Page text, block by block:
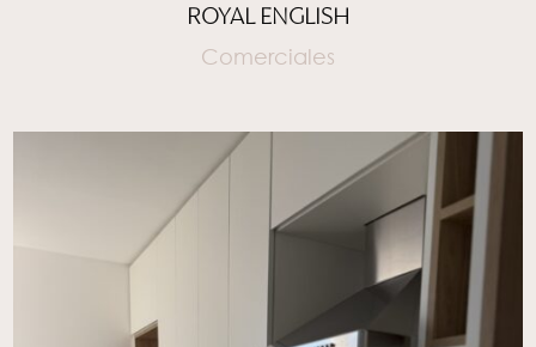
ROYAL ENGLISH
Comerciales